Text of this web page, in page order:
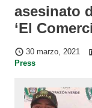
asesinato
‘El
30 marzo, 2021
Press